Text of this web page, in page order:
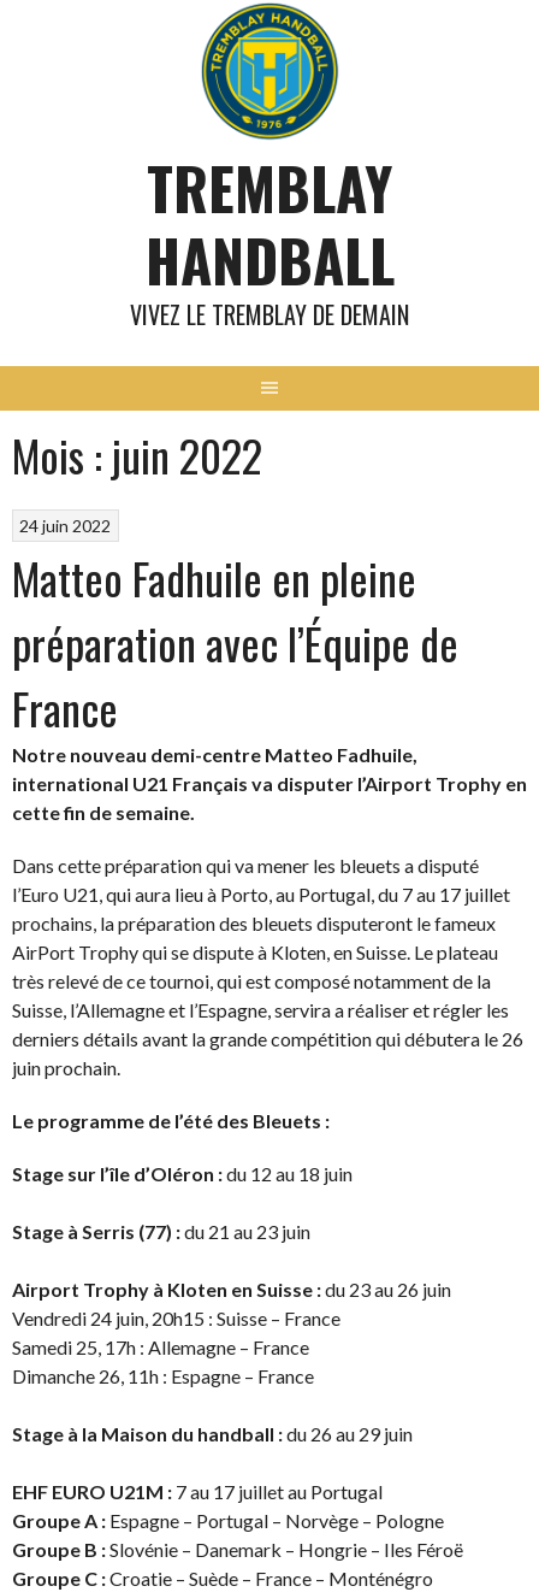
TREMBLAY
HANDBALL
VIVEZ LE TREMBLAY DE DEMAIN
Mois : juin 2022
24 juin 2022
Matteo Fadhuile en pleine
préparation avec l’Équipe de
France
Notre nouveau demi-centre Matteo Fadhuile,
international U21 Français va disputer l’Airport Trophy en
cette fin de semaine.
Dans cette préparation qui va mener les bleuets a disputé
l’Euro U21, qui aura lieu à Porto, au Portugal, du 7 au 17 juillet
prochains, la préparation des bleuets disputeront le fameux
AirPort Trophy qui se dispute à Kloten, en Suisse. Le plateau
très relevé de ce tournoi, qui est composé notamment de la
Suisse, l’Allemagne et l’Espagne, servira a réaliser et régler les
derniers détails avant la grande compétition qui débutera le 26
juin prochain.
Le programme de l’été des Bleuets :
Stage sur l’île d’Oléron :du 12 au 18 juin
Stage à Serris (77) :du 21 au 23 juin
Airport Trophy à Kloten en Suisse :du 23 au 26 juin
Vendredi 24 juin, 20h15 : Suisse – France
Samedi 25, 17h : Allemagne – France
Dimanche 26, 11h : Espagne – France
Stage à la Maison du handball :du 26 au 29 juin
EHF EURO U21M : 7 au 17 juillet au Portugal
Groupe A : Espagne – Portugal – Norvège – Pologne
Groupe B :Slovénie – Danemark – Hongrie – Iles Féroë
Groupe C :Croatie – Suède – France – Monténégro